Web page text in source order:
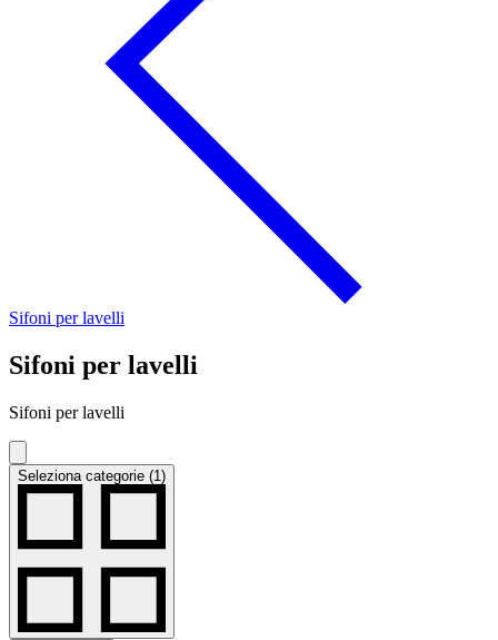
Sifoni per lavelli
Sifoni per lavelli
Sifoni per lavelli
Seleziona categorie (1)